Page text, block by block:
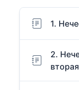
1.
2.